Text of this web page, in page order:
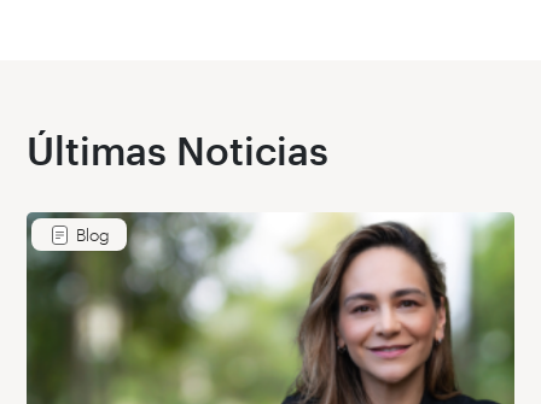
Últimas Noticias
Blog